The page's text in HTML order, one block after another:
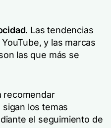
. Las tendencias
y las marcas
las que más se
recomendar
los temas
el seguimiento de